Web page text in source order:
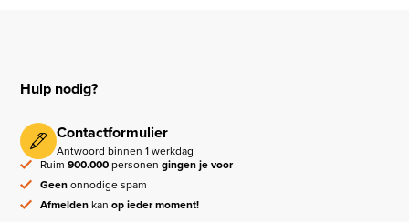
Hulp nodig?
Contactformulier
Antwoord binnen 1 werkdag
Ruim900.000personengingen je voor
Geenonnodige spam
Afmeldenkanop ieder moment!